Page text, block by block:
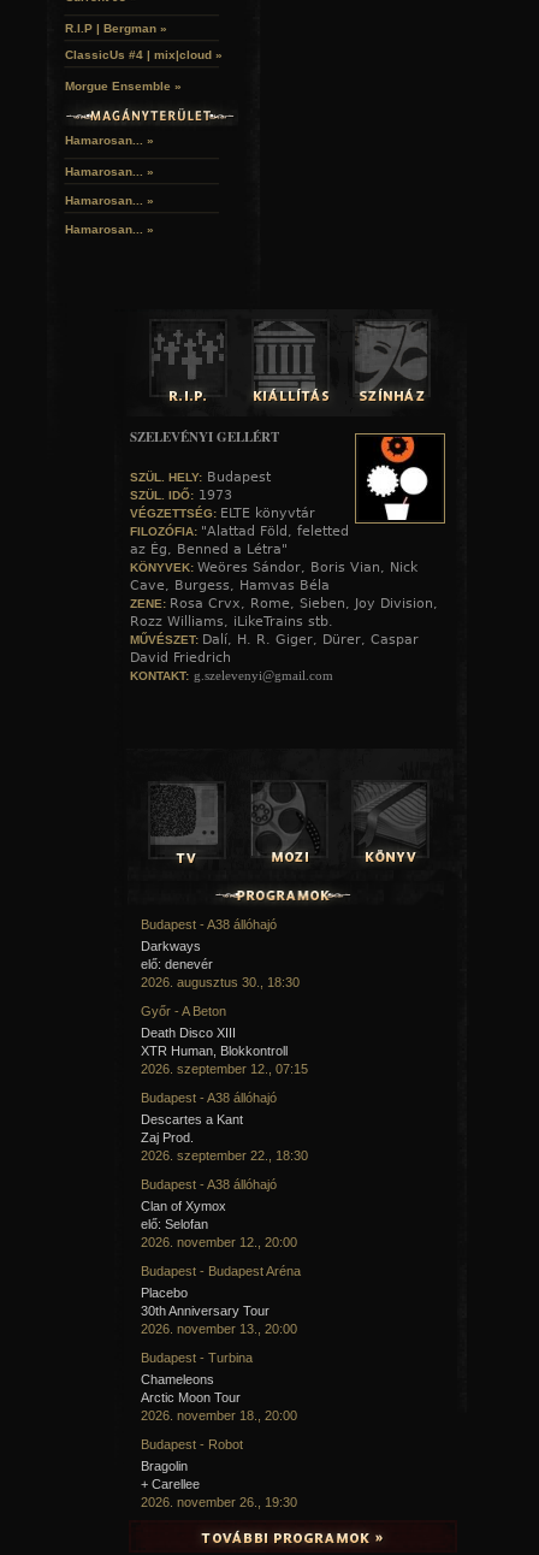
R.I.P | Bergman »
ClassicUs #4 | mix|cloud »
Morgue Ensemble »
Hamarosan... »
Hamarosan... »
Hamarosan... »
Hamarosan... »
SZELEVÉNYI GELLÉRT
SZÜL. HELY: Budapest
SZÜL. IDŐ: 1973
VÉGZETTSÉG: ELTE könyvtár
FILOZÓFIA: "Alattad Föld, feletted
az Ég, Benned a Létra"
KÖNYVEK: Weöres Sándor, Boris Vian, Nick
Cave, Burgess, Hamvas Béla
ZENE: Rosa Crvx, Rome, Sieben, Joy Division,
Rozz Williams, iLikeTrains stb.
MŰVÉSZET: Dalí, H. R. Giger, Dürer, Caspar
David Friedrich
KONTAKT: g.szelevenyi@gmail.com
Budapest - A38 állóhajó
Darkways
elő: denevér
2026. augusztus 30., 18:30
Győr - A Beton
Death Disco XIII
XTR Human, Blokkontroll
2026. szeptember 12., 07:15
Budapest - A38 állóhajó
Descartes a Kant
Zaj Prod.
2026. szeptember 22., 18:30
Budapest - A38 állóhajó
Clan of Xymox
elő: Selofan
2026. november 12., 20:00
Budapest - Budapest Aréna
Placebo
30th Anniversary Tour
2026. november 13., 20:00
Budapest - Turbina
Chameleons
Arctic Moon Tour
2026. november 18., 20:00
Budapest - Robot
Bragolin
+ Carellee
2026. november 26., 19:30